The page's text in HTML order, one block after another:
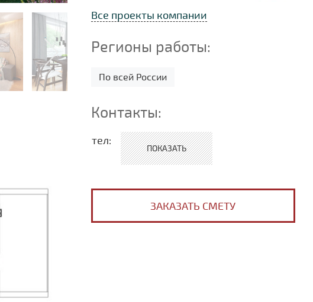
Все проекты компании
Регионы работы:
По всей России
Контакты:
тел:
+7 (499) 113-12-15
+7 (435) 235-23-52
ЗАКАЗАТЬ СМЕТУ